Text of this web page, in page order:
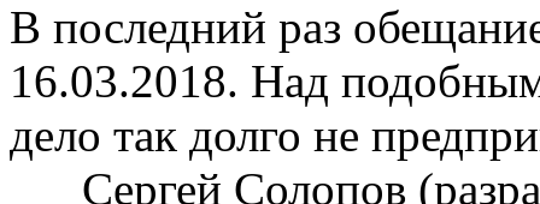
В последний раз
16.03.2018. Над
дело так долго не
Сергей Солопов